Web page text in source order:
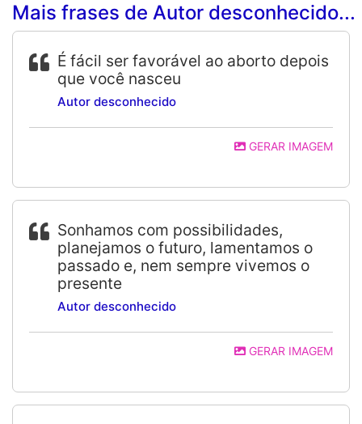
Mais frases de Autor desconhecido...
É fácil ser favorável ao aborto depois
que você nasceu
Autor desconhecido
GERAR IMAGEM
Sonhamos com possibilidades,
planejamos o futuro, lamentamos o
passado e, nem sempre vivemos o
presente
Autor desconhecido
GERAR IMAGEM